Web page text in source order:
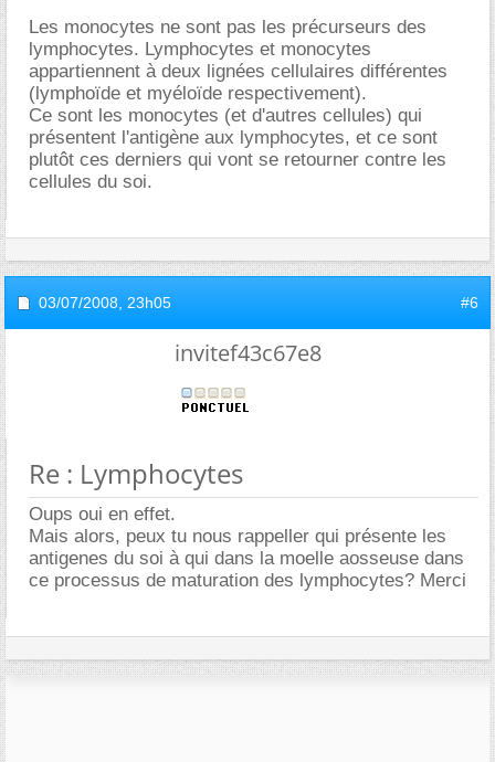
Les monocytes ne sont pas les précurseurs des
lymphocytes. Lymphocytes et monocytes
appartiennent à deux lignées cellulaires différentes
(lymphoïde et myéloïde respectivement).
Ce sont les monocytes (et d'autres cellules) qui
présentent l'antigène aux lymphocytes, et ce sont
plutôt ces derniers qui vont se retourner contre les
cellules du soi.
03/07/2008, 23h05 #6
invitef43c67e8
Re : Lymphocytes
Oups oui en effet.
Mais alors, peux tu nous rappeller qui présente les
antigenes du soi à qui dans la moelle aosseuse dans
ce processus de maturation des lymphocytes? Merci